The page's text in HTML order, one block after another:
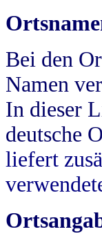
Bei den
Namen
In dieser
deutsche
liefert